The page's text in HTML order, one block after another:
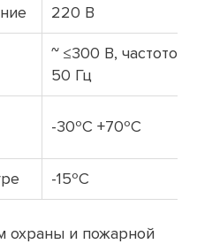
220 В
~ ≤300 В, частотой
50 Гц
-30ºС +70ºС
-15ºС
охраны и пожарной